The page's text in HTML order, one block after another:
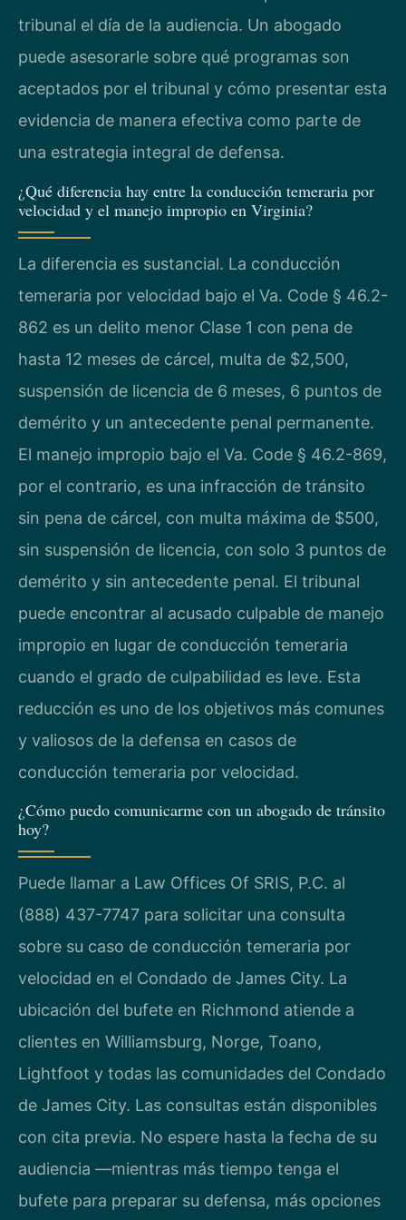
tribunal el día de la audiencia. Un abogado
puede asesorarle sobre qué programas son
aceptados por el tribunal y cómo presentar esta
evidencia de manera efectiva como parte de
una estrategia integral de defensa.
¿Qué diferencia hay entre la conducción temeraria por
velocidad y el manejo impropio en Virginia?
La diferencia es sustancial. La conducción
temeraria por velocidad bajo el Va. Code § 46.2-
862 es un delito menor Clase 1 con pena de
hasta 12 meses de cárcel, multa de $2,500,
suspensión de licencia de 6 meses, 6 puntos de
demérito y un antecedente penal permanente.
El manejo impropio bajo el Va. Code § 46.2-869,
por el contrario, es una infracción de tránsito
sin pena de cárcel, con multa máxima de $500,
sin suspensión de licencia, con solo 3 puntos de
demérito y sin antecedente penal. El tribunal
puede encontrar al acusado culpable de manejo
impropio en lugar de conducción temeraria
cuando el grado de culpabilidad es leve. Esta
reducción es uno de los objetivos más comunes
y valiosos de la defensa en casos de
conducción temeraria por velocidad.
¿Cómo puedo comunicarme con un abogado de tránsito
hoy?
Puede llamar a Law Offices Of SRIS, P.C. al
(888) 437-7747 para solicitar una consulta
sobre su caso de conducción temeraria por
velocidad en el Condado de James City. La
ubicación del bufete en Richmond atiende a
clientes en Williamsburg, Norge, Toano,
Lightfoot y todas las comunidades del Condado
de James City. Las consultas están disponibles
con cita previa. No espere hasta la fecha de su
audiencia —mientras más tiempo tenga el
bufete para preparar su defensa, más opciones